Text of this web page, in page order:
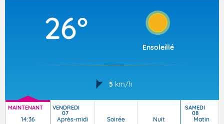
26°
Ensoleillé
5 km/h
MAINTENANT
14:36
VENDREDI
07
Après-midi Soirée Nuit
SAMEDI
08
Matin